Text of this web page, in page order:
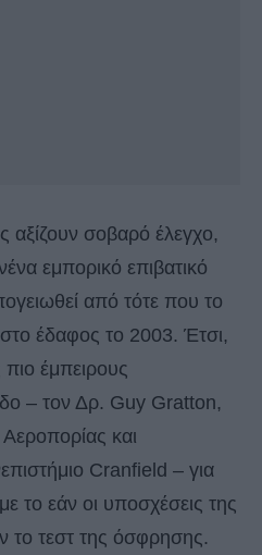
αξίζουν σοβαρό έλεγχο,
εμπορικό επιβατικό
από τότε που το
έδαφος το 2003. Έτσι,
έμπειρους
– τον Δρ. Guy Gratton,
και
Cranfield – για
το εάν οι υποσχέσεις της
το τεστ της όσφρησης.